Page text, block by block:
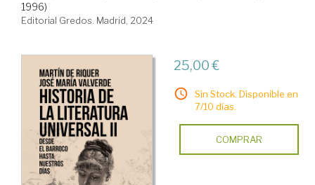
1996)
Editorial Gredos. Madrid, 2024
25,00 €
Sin Stock. Disponible en
7/10 días.
COMPRAR